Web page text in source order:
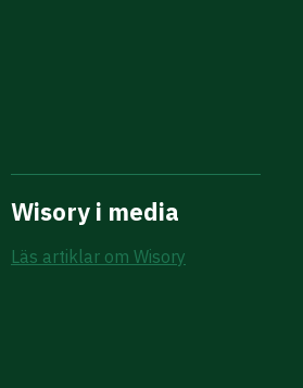
Wisory i media
Läs artiklar om Wisory